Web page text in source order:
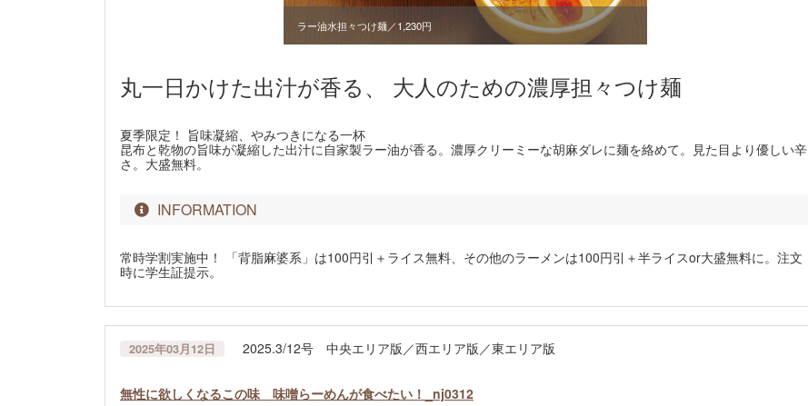
ラー油水担々つけ麺／1,230円
丸一日かけた出汁が香る、 大人のための濃厚担々つけ麺
夏季限定！ 旨味凝縮、やみつきになる一杯
昆布と乾物の旨味が凝縮した出汁に自家製ラー油が香る。濃厚クリーミーな胡麻ダレに麺を絡めて。見た目より優しい辛
さ。大盛無料。
INFORMATION
常時学割実施中！ 「背脂麻婆系」は100円引＋ライス無料、その他のラーメンは100円引＋半ライスor大盛無料に。注文
時に学生証提示。
2025年03月12日 2025.3/12号 中央エリア版／西エリア版／東エリア版
無性に欲しくなるこの味 味噌らーめんが食べたい！_nj0312